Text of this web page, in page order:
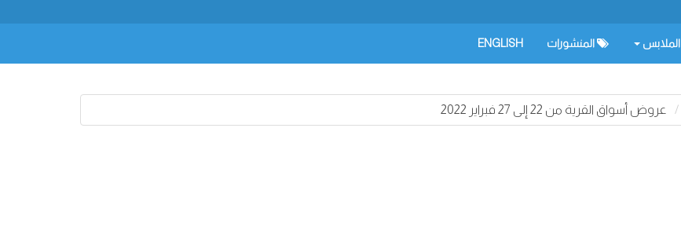
الملابس المنشورات ENGLISH
عروض أسواق القرية من 22 إلى 27 فبراير 2022